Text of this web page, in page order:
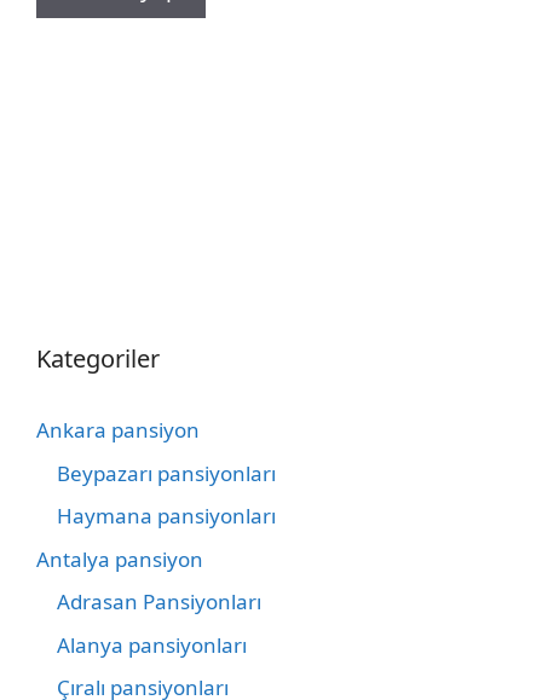
Kategoriler
Ankara pansiyon
Beypazarı pansiyonları
Haymana pansiyonları
Antalya pansiyon
Adrasan Pansiyonları
Alanya pansiyonları
Çıralı pansiyonları